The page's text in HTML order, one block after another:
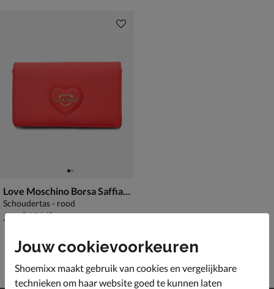
Love Moschino Borsa Saffiano
Schoudertas - rood
van € 144,99 voor € 101,49
144 101,49
Jouw cookievoorkeuren
Shoemixx maakt gebruik van cookies en vergelijkbare
technieken om haar website goed te kunnen laten